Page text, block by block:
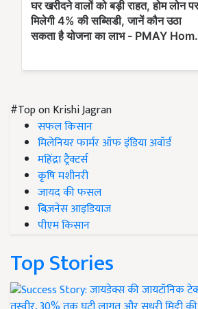
#Top on Krishi Jagran
सफल किसान
मिलेनियर फार्मर ऑफ इंडिया अवॉर्ड
महिंद्रा ट्रैक्टर्स
कृषि मशीनरी
जायद की फसल
बिज़नेस आइडियाज
पीएम किसान
Top Stories